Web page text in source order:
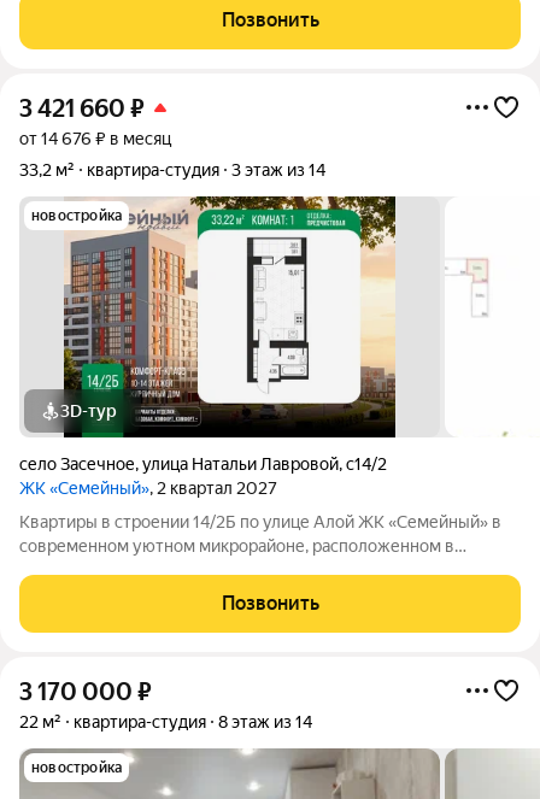
владельцам сразу заселиться и начать обустраивать своё
гнёздышко. Не требует
Позвонить
3 421 660 ₽
от 14 676 ₽ в месяц
33,2 м²
квартира-студия 3 этаж из 14
новостройка
3D-тур
село Засечное,улица Натальи Лавровой,с14/2
ЖК «Семейный», 2 квартал 2027
Квартиры в строении 14/2Б по улице Алой ЖК «Семейный» в
современном уютном микрорайоне, расположенном в
комплекс создан для комфортной семейной жизни: авторская
архитектура, зеленые дворы, детские
Позвонить
3 170 000 ₽
22 м² квартира-студия 8 этаж из 14
новостройка